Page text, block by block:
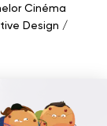
Cinéma
Design
UX/UI Design